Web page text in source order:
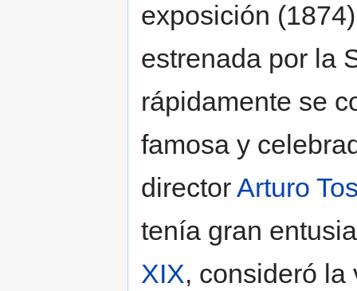
exposición
estrenada por la
rápidamente se
famosa y
directorArturo
tenía gran
XIX, consideró la